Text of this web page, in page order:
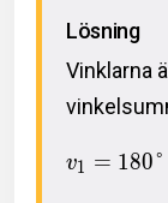
Lösning
Vinklarna
v1 = 180°